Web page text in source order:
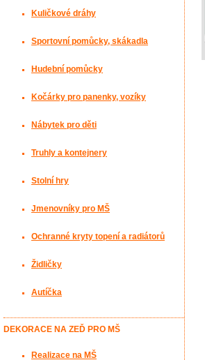
Kuličkové dráhy
Sportovní pomůcky, skákadla
Hudební pomůcky
Kočárky pro panenky, vozíky
Nábytek pro děti
Truhly a kontejnery
Stolní hry
Jmenovníky pro MŠ
Ochranné kryty topení a radiátorů
Židličky
Autíčka
DEKORACE NA ZEĎ PRO MŠ
Realizace na MŠ